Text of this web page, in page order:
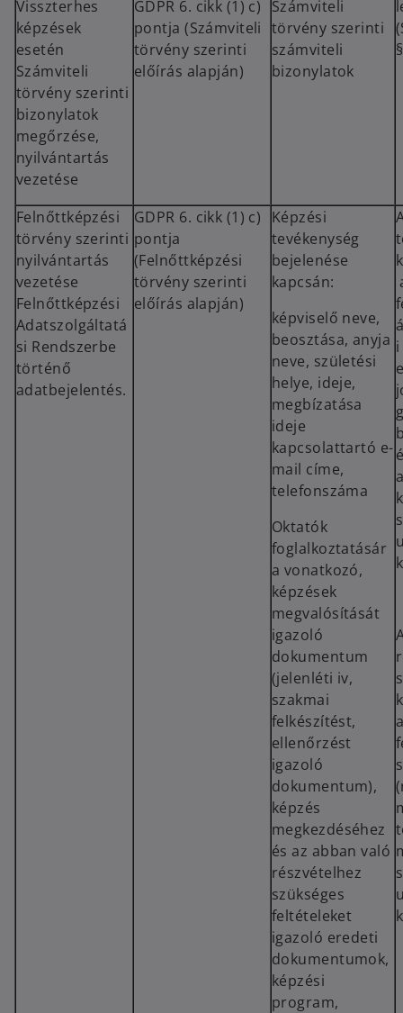
Visszterhes
képzések
esetén
Számviteli
törvény szerinti
bizonylatok
megőrzése,
nyilvántartás
vezetése
GDPR 6. cikk (1) c)
pontja (Számviteli
törvény szerinti
előírás alapján)
Számviteli
törvény szerinti
számviteli
bizonylatok
Felnőttképzési
törvény szerinti
nyilvántartás
vezetése
Felnőttképzési
Adatszolgáltatá
si Rendszerbe
történő
adatbejelentés.
GDPR 6. cikk (1) c)
pontja
(Felnőttképzési
törvény szerinti
előírás alapján)
Képzési
tevékenység
bejelenése
kapcsán:
képviselő neve,
beosztása, anyja
neve, születési
helye, ideje,
megbízatása
ideje
kapcsolattartó e-
mail címe,
telefonszáma
Oktatók
foglalkoztatásár
a vonatkozó,
képzések
megvalósítását
igazoló
dokumentum
(jelenléti iv,
szakmai
felkészítést,
ellenőrzést
igazoló
dokumentum),
képzés
megkezdéséhez
és az abban való
részvételhez
szükséges
feltételeket
igazoló eredeti
dokumentumok,
képzési
program,
i